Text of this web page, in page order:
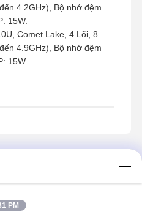
Whiskey Lake, 2 Lõi,
2M, Đồ họa Intel UHD
Whiskey Lake, 4 Lõi, 8
3.9GHz), Bộ nhớ đệm
15W.
Comet Lake, 4 Lõi, 8
4.2GHz), Bộ nhớ đệm
Comet Lake, 4 Lõi, 8
PM